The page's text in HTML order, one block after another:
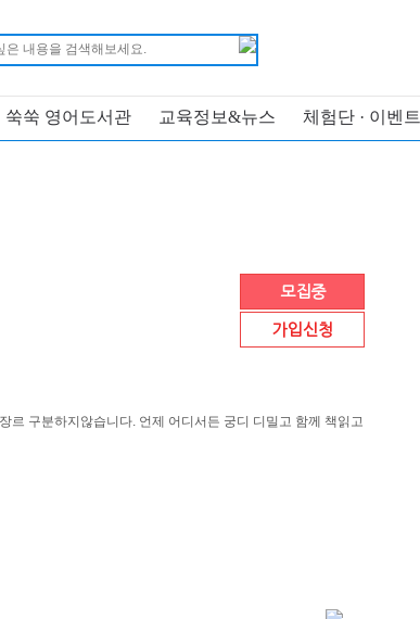
쑥쑥 영어도서관 교육정보&뉴스 체험단 · 이벤트
르 구분하지않습니다. 언제 어디서든 궁디 디밀고 함께 책읽고
모집중
가입신청